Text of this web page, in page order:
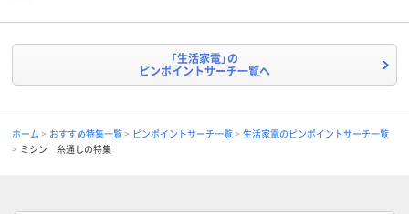
「生活家電」の
ピンポイントサーチ一覧へ
ホーム おすすめ特集一覧 ピンポイントサーチ一覧
生活家電のピンポイントサーチ一覧
ミシン 糸通しの特集